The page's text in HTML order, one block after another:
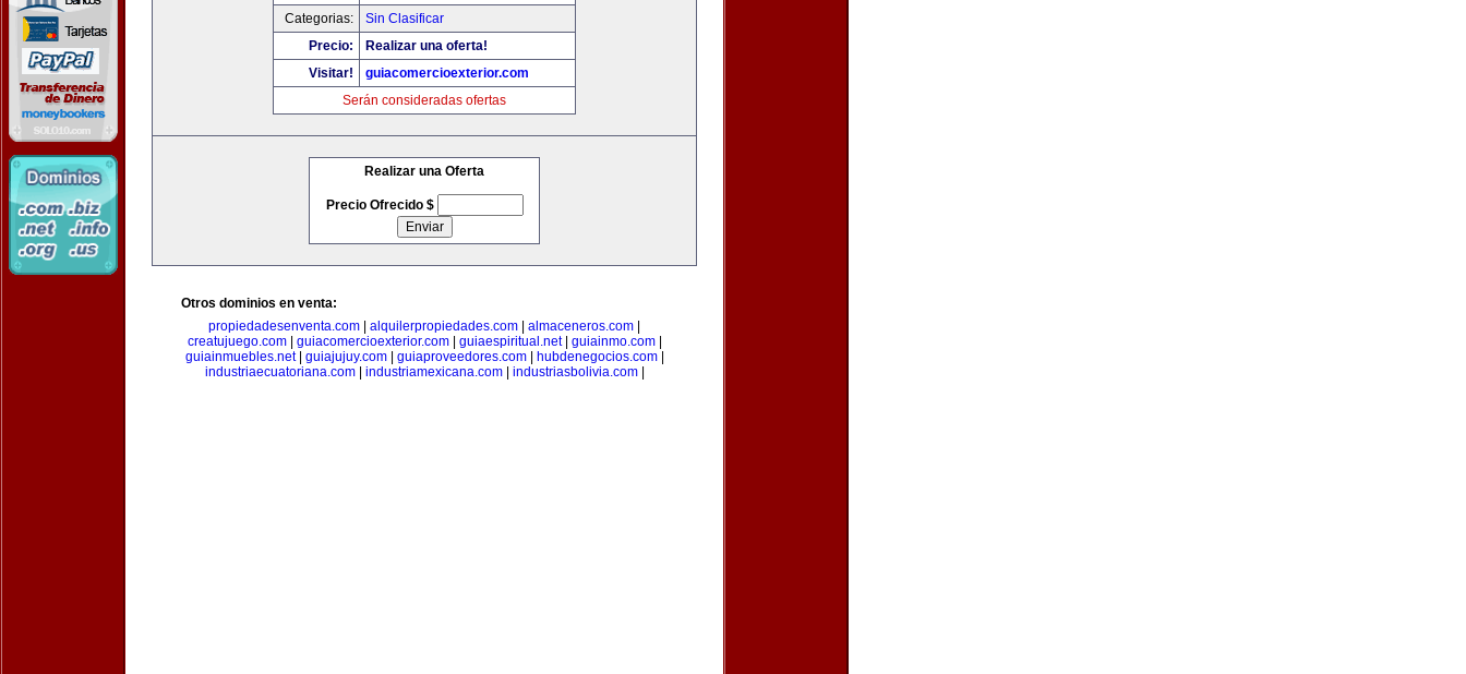
Categorias:
Sin Clasificar
Precio:
Realizar una oferta!
Visitar!
guiacomercioexterior.com
Serán consideradas ofertas
Realizar una Oferta
Precio Ofrecido $
Otros dominios en venta:
propiedadesenventa.com
alquilerpropiedades.com almaceneros.com
creatujuego.com| guiacomercioexterior.com| guiaespiritual.net| guiainmo.com|
guiainmuebles.net| guiajujuy.com| guiaproveedores.com| hubdenegocios.com|
industriaecuatoriana.com| industriamexicana.com| industriasbolivia.com|